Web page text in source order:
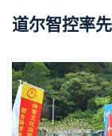
道尔智控率